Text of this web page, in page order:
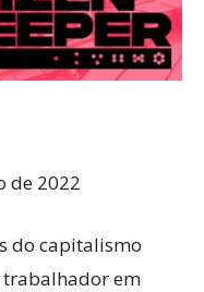
de 2022
do capitalismo
em